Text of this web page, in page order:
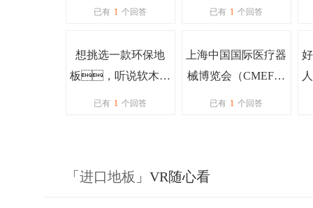
狗，选什
好？
已有 1 个回答
要展示哪些产品
已有 1 个回答
想挑选一款环保地
板，听说软木地
板不错？一般
已有 1 个回答
上海中国国际医疗器
械博览会（CMEF展
会）上看到了绿巨人
果怎么样啊？
已有 1 个回答
「 进口地板 」VR随心看